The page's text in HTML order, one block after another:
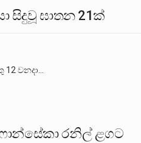
සිදුවූ ඝාතන 21ක්
වනදා…
රනිල් ළගට